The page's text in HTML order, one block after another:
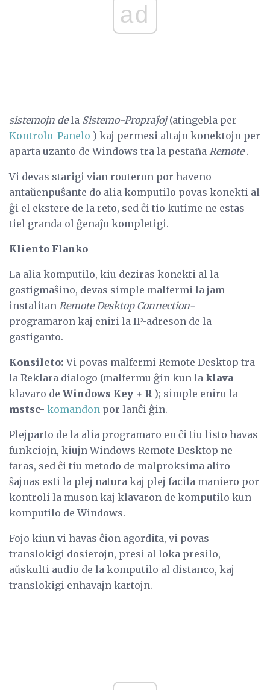
ad
sistemojn dela Sistemo-Propraĵoj(atingebla per
Kontrolo-Panelo ) kaj permesi altajn konektojn per
aparta uzanto de Windows tra la pestaña Remote.
Vi devas starigi vian routeron por haveno
antaŭenpuŝante do alia komputilo povas konekti al
ĝi el ekstere de la reto, sed ĉi tio kutime ne estas
tiel granda ol ĝenaĵo kompletigi.
Kliento Flanko
La alia komputilo, kiu deziras konekti al la
gastigmaŝino, devas simple malfermi la jam
instalitan Remote Desktop Connection-
programaron kaj eniri la IP-adreson de la
gastiganto.
Konsileto: Vi povas malfermi Remote Desktop tra
la Reklara dialogo (malfermu ĝin kun la klava
klavaro de Windows Key + R); simple eniru la
mstsc- komandon por lanĉi ĝin.
Plejparto de la alia programaro en ĉi tiu listo havas
funkciojn, kiujn Windows Remote Desktop ne
faras, sed ĉi tiu metodo de malproksima aliro
ŝajnas esti la plej natura kaj plej facila maniero por
kontroli la muson kaj klavaron de komputilo kun
komputilo de Windows.
Fojo kiun vi havas ĉion agordita, vi povas
translokigi dosierojn, presi al loka presilo,
aŭskulti audio de la komputilo al distanco, kaj
translokigi enhavajn kartojn.